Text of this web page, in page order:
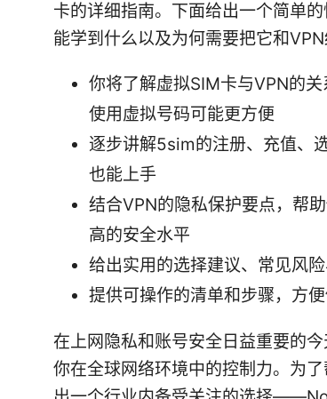
卡的详细指南。下面给出一个简单
能学到什么以及为何需要把它和VPN
你将了解虚拟SIM卡与VPN的
使用虚拟号码可能更方便
逐步讲解5sim的注册、充值、
也能上手
结合VPN的隐私保护要点，帮
高的安全水平
给出实用的选择建议、常见风
提供可操作的清单和步骤，方
在上网隐私和账号安全日益重要的
你在全球网络环境中的控制力。为